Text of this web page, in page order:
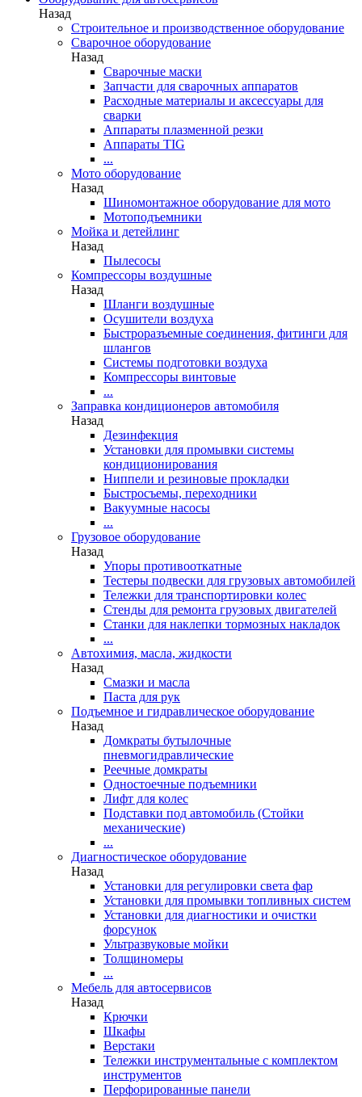
Назад
Строительное и производственное оборудование
Сварочное оборудование
Назад
Сварочные маски
Запчасти для сварочных аппаратов
Расходные материалы и аксессуары для
сварки
Аппараты плазменной резки
Аппараты TIG
...
Мото оборудование
Назад
Шиномонтажное оборудование для мото
Мотоподъемники
Мойка и детейлинг
Назад
Пылесосы
Компрессоры воздушные
Назад
Шланги воздушные
Осушители воздуха
Быстроразъемные соединения, фитинги для
шлангов
Системы подготовки воздуха
Компрессоры винтовые
...
Заправка кондиционеров автомобиля
Назад
Дезинфекция
Установки для промывки системы
кондиционирования
Ниппели и резиновые прокладки
Быстросъемы, переходники
Вакуумные насосы
...
Грузовое оборудование
Назад
Упоры противооткатные
Тестеры подвески для грузовых автомобилей
Тележки для транспортировки колес
Стенды для ремонта грузовых двигателей
Станки для наклепки тормозных накладок
...
Автохимия, масла, жидкости
Назад
Смазки и масла
Паста для рук
Подъемное и гидравлическое оборудование
Назад
Домкраты бутылочные
пневмогидравлические
Реечные домкраты
Одностоечные подъемники
Лифт для колес
Подставки под автомобиль (Стойки
механические)
...
Диагностическое оборудование
Назад
Установки для регулировки света фар
Установки для промывки топливных систем
Установки для диагностики и очистки
форсунок
Ультразвуковые мойки
Толщиномеры
...
Мебель для автосервисов
Назад
Крючки
Шкафы
Верстаки
Тележки инструментальные с комплектом
инструментов
Перфорированные панели